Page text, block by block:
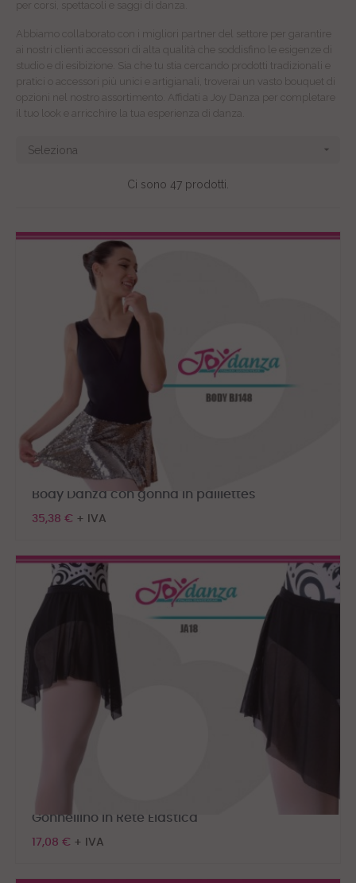
per corsi, spettacoli e saggi di danza.
Abbiamo collaborato con i migliori partner del settore per garantire
ai nostri clienti accessori di alta qualità che soddisfino le esigenze di
studio e di esibizione. Sia che tu stia cercando prodotti tradizionali e
pratici o accessori più unici e artigianali, troverai un vasto bouquet di
opzioni nel nostro assortimento. Affidati a Joy Danza per completare
il tuo look e arricchire la tua esperienza di danza.
Seleziona 
Ci sono 47 prodotti.
Body Danza con gonna in paillettes
35,38 € + IVA
Gonnellino in Rete Elastica
17,08 € + IVA